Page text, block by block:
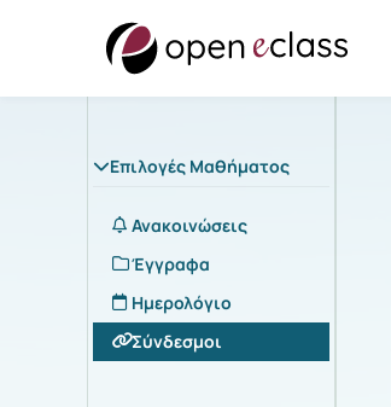
Επιλογές Μαθήματος
Ανακοινώσεις
Έγγραφα
Ημερολόγιο
Σύνδεσμοι